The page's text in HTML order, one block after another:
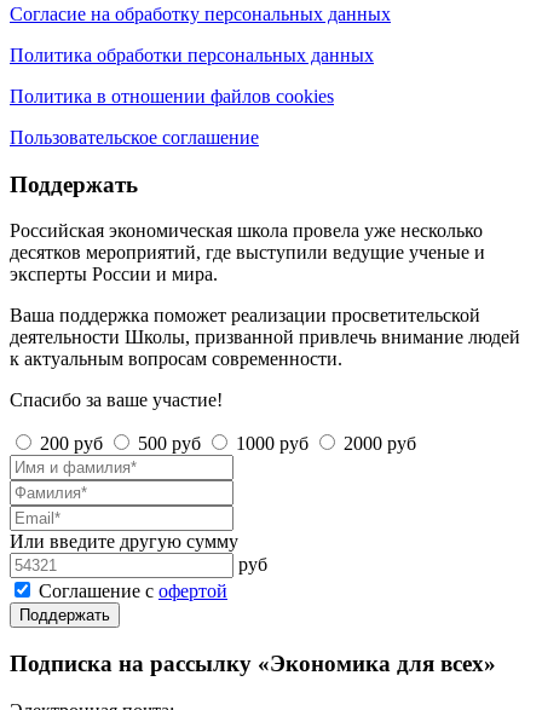
Согласие на обработку персональных данных
Политика обработки персональных данных
Политика в отношении файлов cookies
Пользовательское соглашение
Поддержать
Российская экономическая школа провела уже несколько
десятков мероприятий, где выступили ведущие ученые и
эксперты России и мира.
Ваша поддержка поможет реализации просветительской
деятельности Школы, призванной привлечь внимание людей
к актуальным вопросам современности.
Спасибо за ваше участие!
200 руб 500 руб 1000 руб 2000 руб
Или введите другую сумму
руб
Соглашение с офертой
Поддержать
Подписка на рассылку «Экономика для всех»